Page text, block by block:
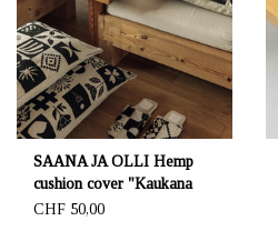
SAANA JA OLLI Hemp
cushion cover "Kaukana
kotoa"
CHF 50,00